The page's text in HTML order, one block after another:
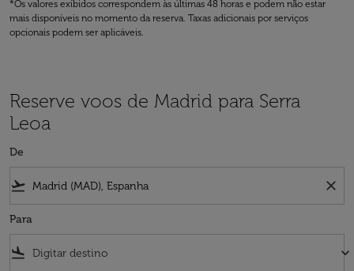
*Os valores exibidos correspondem às últimas 48 horas e podem não estar
mais disponíveis no momento da reserva. Taxas adicionais por serviços
opcionais podem ser aplicáveis.
Reserve voos de Madrid para Serra
Leoa
De
flight_takeoff close
Para
flight_land keyboard_arrow_down